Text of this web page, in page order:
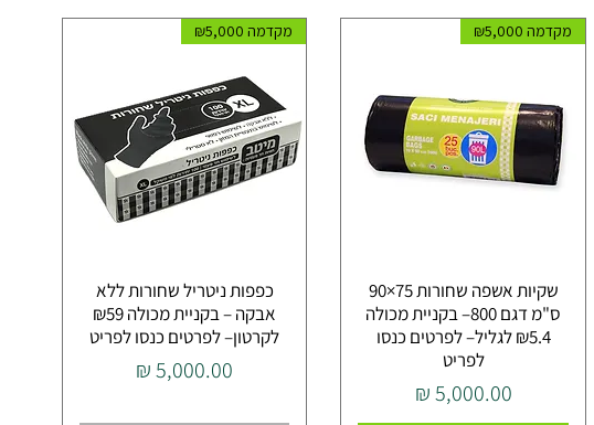
מקדמה ₪5,000
שקיות אשפה שחורות 75×90
ס"מ דגם 800– בקניית מכולה
₪5.4 לגליל– לפרטים כנסו
לפריט
מחיר
מקדמה ₪5,000
כפפות ניטריל שחורות ללא
אבקה – בקניית מכולה ₪59
לקרטון– לפרטים כנסו לפריט
מחיר